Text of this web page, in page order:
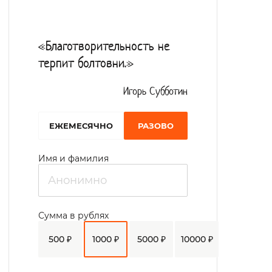
Медицинское обслуживание реализуется
в кабинетах массажа и физиотерапии.
Работает кабинет психологической
Большое количество воспитателей,
ведут кружковую работу.
«Благотворительность не
терпит болтовни.»
Игорь Субботин
EЖЕМЕСЯЧНО РАЗОВО
Имя и фамилия
500 ₽ 1000 ₽ 5000 ₽ 10000 ₽
Сумма в рублях